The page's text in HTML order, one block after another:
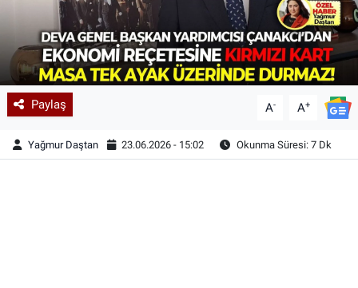
Paylaş A- A+
Yağmur Daştan 23.06.2026 - 15:02 Okunma Süresi: 7 Dk